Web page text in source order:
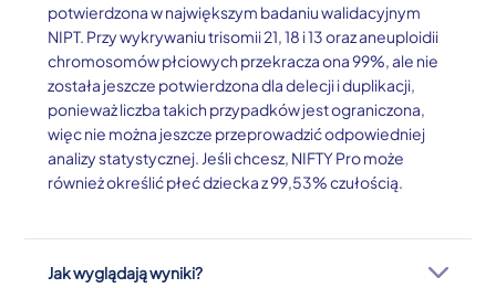
potwierdzona w największym badaniu walidacyjnym
NIPT. Przy wykrywaniu trisomii 21, 18 i 13 oraz aneuploidii
chromosomów płciowych przekracza ona 99%, ale nie
została jeszcze potwierdzona dla delecji i duplikacji,
ponieważ liczba takich przypadków jest ograniczona,
więc nie można jeszcze przeprowadzić odpowiedniej
analizy statystycznej. Jeśli chcesz, NIFTY Pro może
również określić płeć dziecka z 99,53% czułością.
Jak wyglądają wyniki?